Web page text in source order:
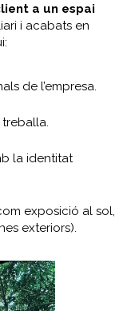
a un espai
i acabats en
de l’empresa.
la identitat
exposició al sol,
exteriors).